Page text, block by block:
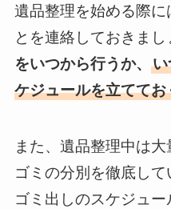
遺品整理を始める際に
とを連絡しておきまし
をいつから行うか、 い
ケジュールを立ててお
また、遺品整理中は大
ゴミの分別を徹底して
ゴミ出しのスケジュ